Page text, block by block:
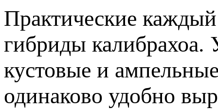
Практические
гибриды калибрахоа.
кустовые и
одинаково удобно